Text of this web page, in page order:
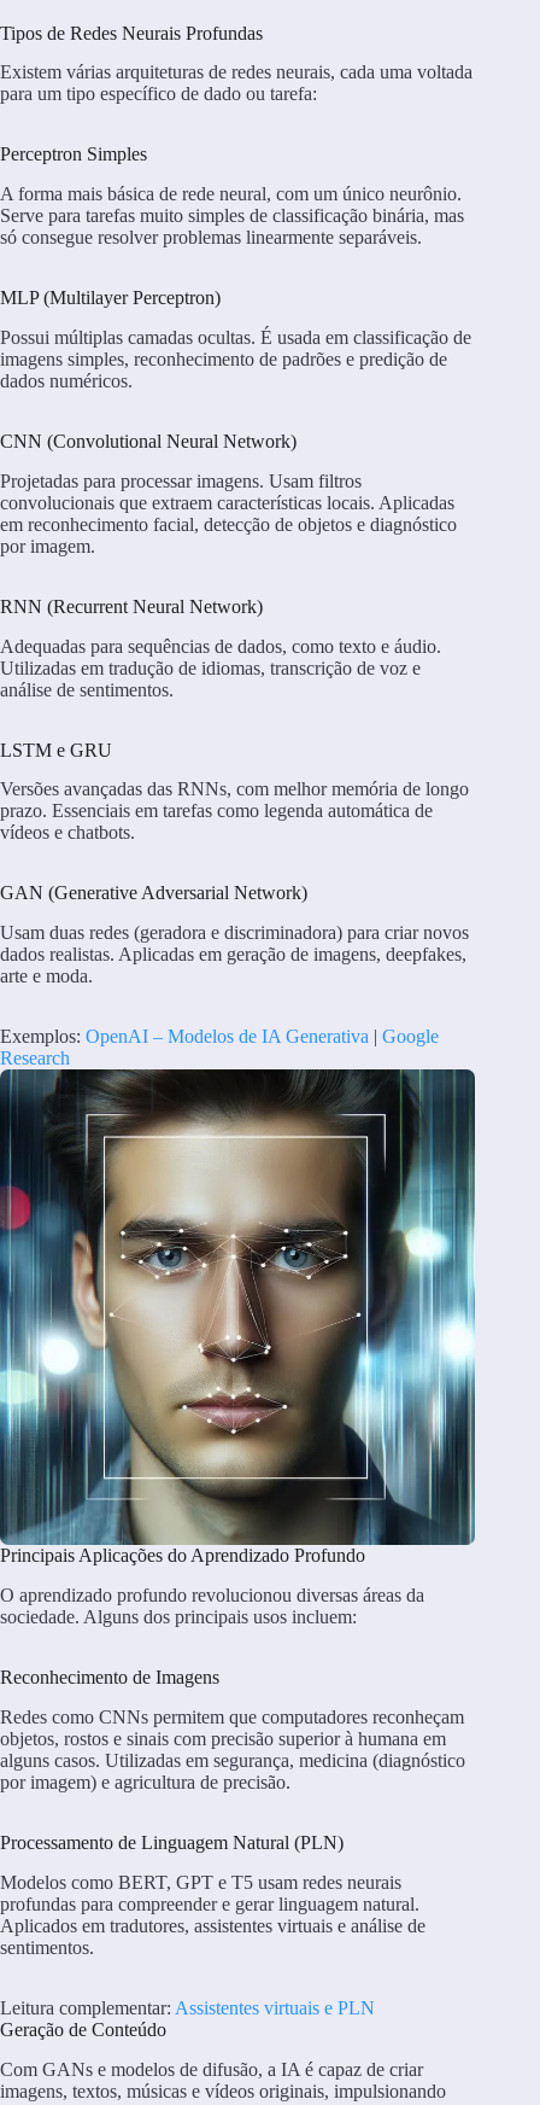
Tipos de Redes Neurais Profundas
Existem várias arquiteturas de redes neurais, cada uma voltada
para um tipo específico de dado ou tarefa:
Perceptron Simples
A forma mais básica de rede neural, com um único neurônio.
Serve para tarefas muito simples de classificação binária, mas
só consegue resolver problemas linearmente separáveis.
MLP (Multilayer Perceptron)
Possui múltiplas camadas ocultas. É usada em classificação de
imagens simples, reconhecimento de padrões e predição de
dados numéricos.
CNN (Convolutional Neural Network)
Projetadas para processar imagens. Usam filtros
convolucionais que extraem características locais. Aplicadas
em reconhecimento facial, detecção de objetos e diagnóstico
por imagem.
RNN (Recurrent Neural Network)
Adequadas para sequências de dados, como texto e áudio.
Utilizadas em tradução de idiomas, transcrição de voz e
análise de sentimentos.
LSTM e GRU
Versões avançadas das RNNs, com melhor memória de longo
prazo. Essenciais em tarefas como legenda automática de
vídeos e chatbots.
GAN (Generative Adversarial Network)
Usam duas redes (geradora e discriminadora) para criar novos
dados realistas. Aplicadas em geração de imagens, deepfakes,
arte e moda.
Exemplos: OpenAI – Modelos de IA Generativa | Google
Research
Principais Aplicações do Aprendizado Profundo
O aprendizado profundo revolucionou diversas áreas da
sociedade. Alguns dos principais usos incluem:
Reconhecimento de Imagens
Redes como CNNs permitem que computadores reconheçam
objetos, rostos e sinais com precisão superior à humana em
alguns casos. Utilizadas em segurança, medicina (diagnóstico
por imagem) e agricultura de precisão.
Processamento de Linguagem Natural (PLN)
Modelos como BERT, GPT e T5 usam redes neurais
profundas para compreender e gerar linguagem natural.
Aplicados em tradutores, assistentes virtuais e análise de
sentimentos.
Leitura complementar: Assistentes virtuais e PLN
Geração de Conteúdo
Com GANs e modelos de difusão, a IA é capaz de criar
imagens, textos, músicas e vídeos originais, impulsionando